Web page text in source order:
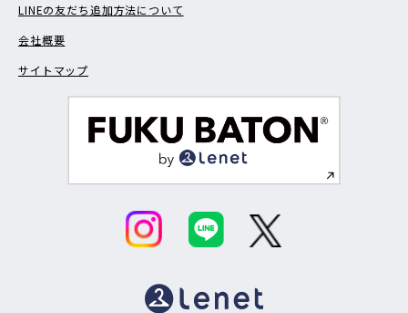
LINEの友だち追加方法について
会社概要
サイトマップ